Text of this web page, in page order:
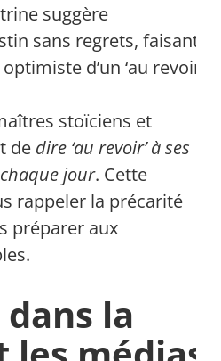
suggère
sans regrets, faisant
d’un ‘au revoir’.
stoïciens et
de dire ‘au revoir’ à ses
jour. Cette
rappeler la précarité
préparer aux
la